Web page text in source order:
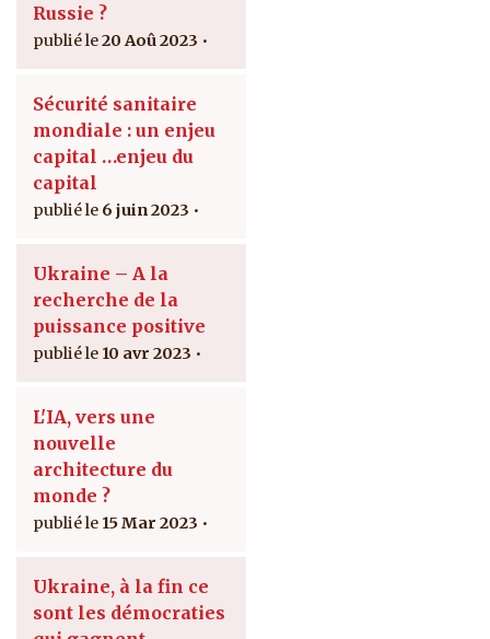
Russie ?
20 Aoû 2023
Sécurité sanitaire
mondiale : un enjeu
capital …enjeu du
capital
6 juin 2023
Ukraine – A la
recherche de la
puissance positive
10 avr 2023
L'IA, vers une
nouvelle
architecture du
monde ?
15 Mar 2023
Ukraine, à la fin ce
sont les démocraties